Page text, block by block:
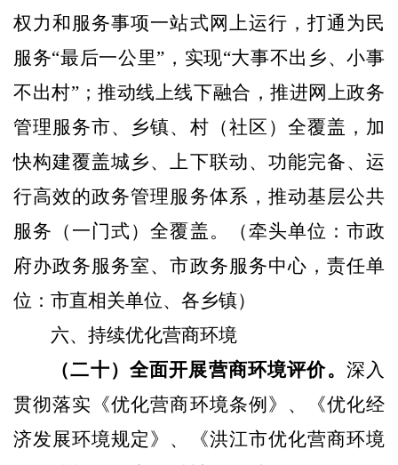
权力和服务事项一站式网上运行，打通为民
服务“最后一公里”，实现“大事不出乡、小事
不出村”；推动线上线下融合，推进网上政务
管理服务市、乡镇、村（社区）全覆盖，加
快构建覆盖城乡、上下联动、功能完备、运
行高效的政务管理服务体系，推动基层公共
服务（一门式）全覆盖。
（牵头单位：市政
府办政务服务室、市政务服务中心，责任单
位：市直相关单位、各乡镇）
六、持续优化营商环境
（二十）全面开展营商环境评价。 深入
贯彻落实《优化营商环境条例》、《优化经
济发展环境规定》、《洪江市优化营商环境